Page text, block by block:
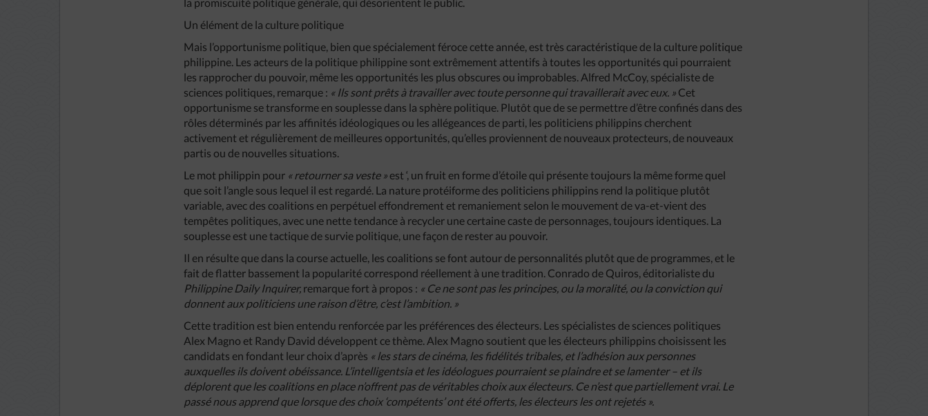
Un élément de la culture politique
Mais l’opportunisme politique, bien que spécialement féroce cette année, est très caractéristique de la culture politique
philippine. Les acteurs de la politique philippine sont extrêmement attentifs à toutes les opportunités qui pourraient
les rapprocher du pouvoir, même les opportunités les plus obscures ou improbables. Alfred McCoy, spécialiste de
sciences politiques, remarque : « Ils sont prêts à travailler avec toute personne qui travaillerait avec eux. » Cet
opportunisme se transforme en souplesse dans la sphère politique. Plutôt que de se permettre d’être confinés dans des
rôles déterminés par les affinités idéologiques ou les allégeances de parti, les politiciens philippins cherchent
activement et régulièrement de meilleures opportunités, qu’elles proviennent de nouveaux protecteurs, de nouveaux
partis ou de nouvelles situations.
Le mot philippin pour « retourner sa veste » est ‘, un fruit en forme d’étoile qui présente toujours la même forme quel
que soit l’angle sous lequel il est regardé. La nature protéiforme des politiciens philippins rend la politique plutôt
variable, avec des coalitions en perpétuel effondrement et remaniement selon le mouvement de va-et-vient des
tempêtes politiques, avec une nette tendance à recycler une certaine caste de personnages, toujours identiques. La
souplesse est une tactique de survie politique, une façon de rester au pouvoir.
Il en résulte que dans la course actuelle, les coalitions se font autour de personnalités plutôt que de programmes, et le
fait de flatter bassement la popularité correspond réellement à une tradition. Conrado de Quiros, éditorialiste du
Philippine Daily Inquirer, remarque fort à propos : « Ce ne sont pas les principes, ou la moralité, ou la conviction qui
donnent aux politiciens une raison d’être, c’est l’ambition. »
Cette tradition est bien entendu renforcée par les préférences des électeurs. Les spécialistes de sciences politiques
Alex Magno et Randy David développent ce thème. Alex Magno soutient que les électeurs philippins choisissent les
candidats en fondant leur choix d’après « les stars de cinéma, les fidélités tribales, et l’adhésion aux personnes
auxquelles ils doivent obéissance. L’intelligentsia et les idéologues pourraient se plaindre et se lamenter – et ils
déplorent que les coalitions en place n’offrent pas de véritables choix aux électeurs. Ce n’est que partiellement vrai. Le
passé nous apprend que lorsque des choix ‘compétents’ ont été offerts, les électeurs les ont rejetés ».